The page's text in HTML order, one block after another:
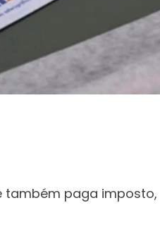
também paga imposto,